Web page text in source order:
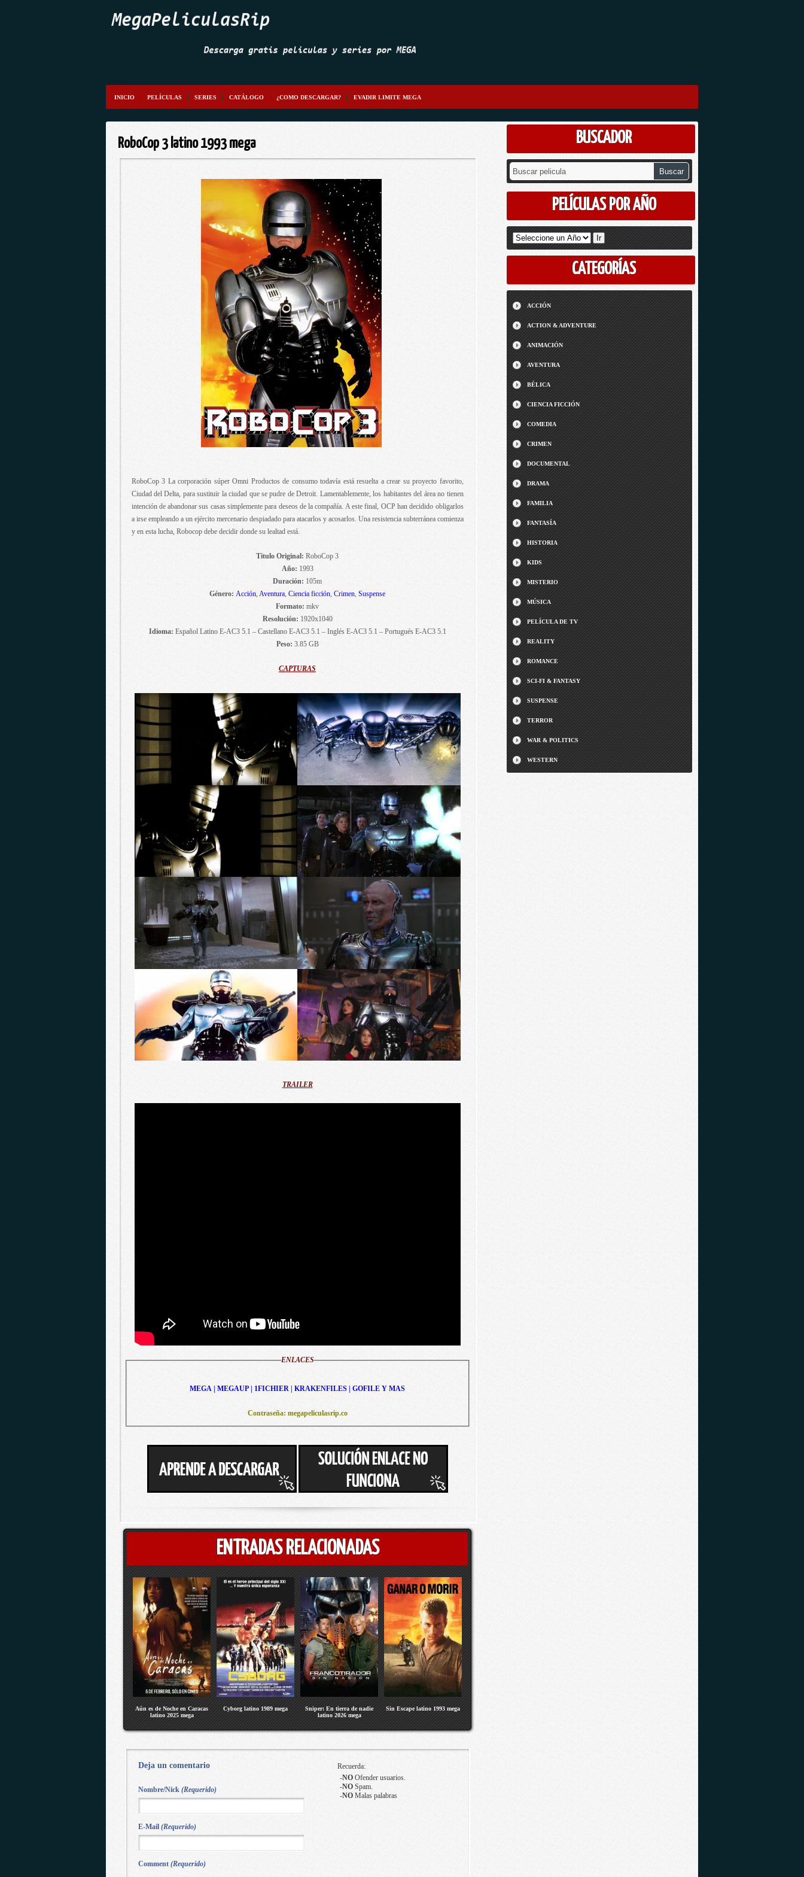
INICIO PELÍCULAS SERIES CATÁLOGO ¿COMO DESCARGAR? EVADIR LIMITE MEGA
RoboCop 3 latino 1993 mega
RoboCop 3 La corporación súper Omni Productos de consumo todavía está resuelta a crear su proyecto favorito,
Ciudad del Delta, para sustituir la ciudad que se pudre de Detroit. Lamentablemente, los habitantes del área no tienen
intención de abandonar sus casas simplemente para deseos de la compañía. A este final, OCP han decidido obligarlos
a irse empleando a un ejército mercenario despiadado para atacarlos y acosarlos. Una resistencia subterránea comienza
y en esta lucha, Robocop debe decidir donde su lealtad está.
Titulo Original: RoboCop 3
Año: 1993
Duración: 105m
Género: Acción, Aventura, Ciencia ficción, Crimen, Suspense
Formato: mkv
Resolución: 1920x1040
Idioma: Español Latino E-AC3 5.1 – Castellano E-AC3 5.1 – Inglés E-AC3 5.1 – Portugués E-AC3 5.1
Peso: 3.85 GB
CAPTURAS
TRAILER
ENLACES
MEGA | MEGAUP | 1FICHIER | KRAKENFILES | GOFILE Y MAS
Contraseña: megapeliculasrip.co
ENTRADAS RELACIONADAS
Aún es de Noche en Caracas
latino 2025 mega
Cyborg latino 1989 mega
Sniper: En tierra de nadie
latino 2026 mega
Sin Escape latino 1993 mega
Deja un comentario
Comment (Requerido)
Recuerda:
-NOOfender usuarios.
-NOSpam.
-NOMalas palabras
Nombre/Nick (Requerido)
E-Mail (Requerido)
BUSCADOR
PELÍCULAS POR AÑO
CATEGORÍAS
ACCIÓN
ACTION & ADVENTURE
ANIMACIÓN
AVENTURA
BÉLICA
CIENCIA FICCIÓN
COMEDIA
CRIMEN
DOCUMENTAL
DRAMA
FAMILIA
FANTASÍA
HISTORIA
KIDS
MISTERIO
MÚSICA
PELÍCULA DE TV
REALITY
ROMANCE
SCI-FI & FANTASY
SUSPENSE
TERROR
WAR & POLITICS
WESTERN